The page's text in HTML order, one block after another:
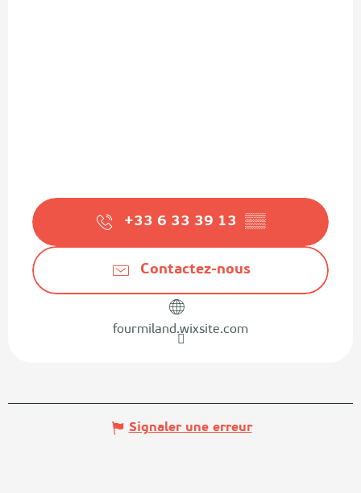
+33 6 33 39 13 ▒▒
Contactez-nous
fourmiland.wixsite.com
Signaler une erreur